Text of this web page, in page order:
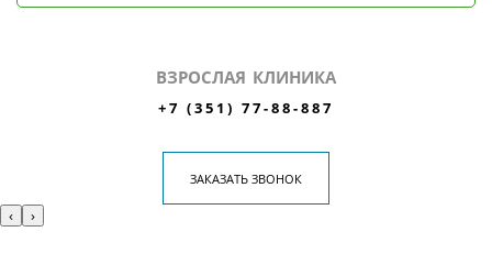
ВЗРОСЛАЯ КЛИНИКА
+7 (351) 77-88-887
ЗАКАЗАТЬ ЗВОНОК
‹ ›